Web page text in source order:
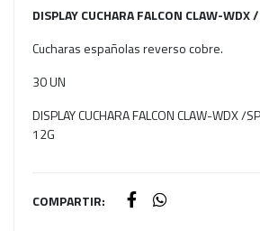
DISPLAY CUCHARA FALCON CLAW-WDX
Cucharas españolas reverso cobre.
30 UN
DISPLAY CUCHARA FALCON CLAW-WDX /
12G
COMPARTIR: